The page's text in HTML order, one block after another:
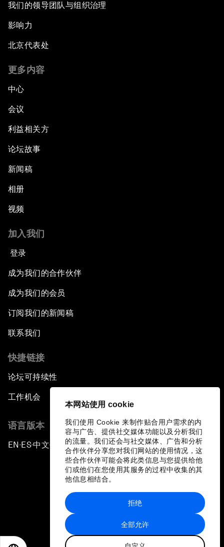
本网站使用 cookie
我们使用 Cookie 来制作贴合用户需求的内
容与广告、提供社交媒体功能以及分析我们
的流量。我们还会与社交媒体、广告和分析
合作伙伴分享您对我们网站的使用情况，这
些合作伙伴可能会将此类信息与您提供给他
们或他们在您使用其服务的过程中收集的其
他信息相结合。
全部允许
拒绝
我们的领导团队与组织治理
影响力
北京代表处
更多内容
中心
会议
利益相关方
论坛故事
新闻稿
相册
视频
加入我们
登录
成为我们的合作伙伴
成为我们的会员
订阅我们的新闻稿
联系我们
快捷链接
论坛可持续性
工作机会
语言版本
EN ▪ES▪中文▪ 日本語
站点地图